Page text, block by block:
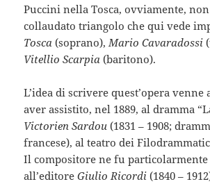
Puccini nella Tosca, ovviamente,
collaudato triangolo che qui vede
Tosca (soprano), Mario Cavaradossi
Vitellio Scarpia (baritono).
L’idea di scrivere quest’opera venne
aver assistito, nel 1889, al dramma
Victorien Sardou (1831 – 1908;
francese), al teatro dei
Il compositore ne fu particolarmente
all’editoreGiulio Ricordi (1840 –